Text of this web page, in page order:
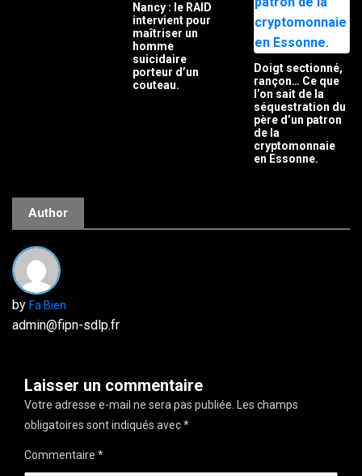
Nancy : le RAID
intervient pour
maîtriser un
homme
suicidaire
porteur d’un
couteau.
Doigt sectionné,
rançon… Ce que
l’on sait de la
séquestration du
père d’un patron
de la
cryptomonnaie
en Essonne.
Author
by Fa Bien
admin@fipn-sdlp.fr
Laisser un commentaire
Votre adresse e-mail ne sera pas publiée. Les champs
obligatoires sont indiqués avec*
Commentaire *